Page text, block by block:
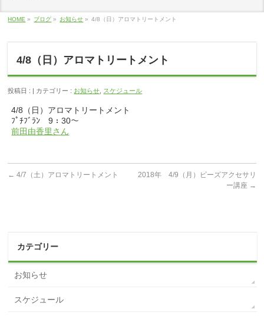
HOME » ブログ » お知らせ » 4/8（日）アロマトリートメント
4/8（日）アロマトリートメント
投稿日 : | カテゴリー : お知らせ スケジュール
4/8（日）アロマトリートメント
ﾌﾟﾁﾌﾞﾗﾝ 9：30～
前田由香里さん
← 4/7（土）アロマトリートメント
2018年 4/9（月）ビーズアクセサリ
ー講座 →
カテゴリー
お知らせ
スケジュール